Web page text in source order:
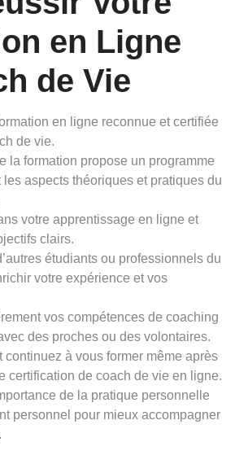
en Ligne
de Vie
en ligne reconnue et certifiée
de vie.
la formation propose un programme
aspects théoriques et pratiques du
votre apprentissage en ligne et
clairs.
étudiants ou professionnels du
votre expérience et vos
vos compétences de coaching
des proches ou des volontaires.
continuez à vous former même après
certification de coach de vie en ligne.
de la pratique personnelle
personnel pour mieux accompagner